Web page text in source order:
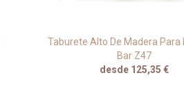
Taburete Alto De Madera Para
Bar Z47
desde 125,35 €